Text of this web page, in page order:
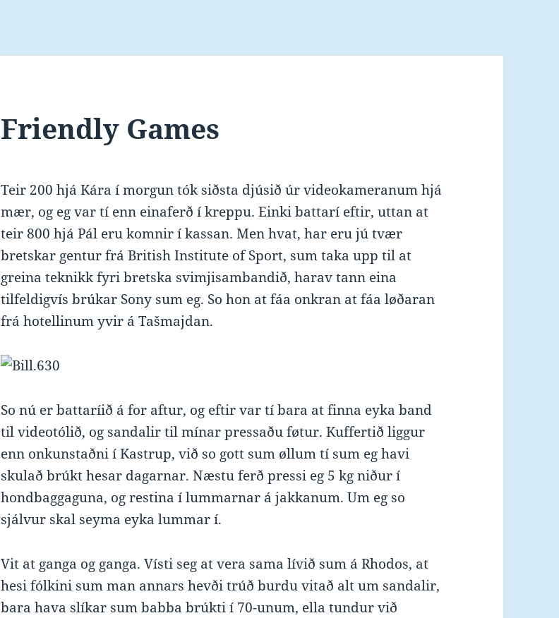
Friendly Games
Teir 200 hjá Kára í morgun tók siðsta djúsið úr videokameranum hjá
mær, og eg var tí enn einaferð í kreppu. Einki battarí eftir, uttan at
teir 800 hjá Pál eru komnir í kassan. Men hvat, har eru jú tvær
bretskar gentur frá British Institute of Sport, sum taka upp til at
greina teknikk fyri bretska svimjisambandið, harav tann eina
tilfeldigvís brúkar Sony sum eg. So hon at fáa onkran at fáa løðaran
frá hotellinum yvir á Tašmajdan.
So nú er battaríið á for aftur, og eftir var tí bara at finna eyka band
til videotólið, og sandalir til mínar pressaðu føtur. Kuffertið liggur
enn onkunstaðni í Kastrup, við so gott sum øllum tí sum eg havi
skulað brúkt hesar dagarnar. Næstu ferð pressi eg 5 kg niður í
hondbaggaguna, og restina í lummarnar á jakkanum. Um eg so
sjálvur skal seyma eyka lummar í.
Vit at ganga og ganga. Vísti seg at vera sama lívið sum á Rhodos, at
hesi fólkini sum man annars hevði trúð burdu vitað alt um sandalir,
bara hava slíkar sum babba brúkti í 70-unum, ella tundur við